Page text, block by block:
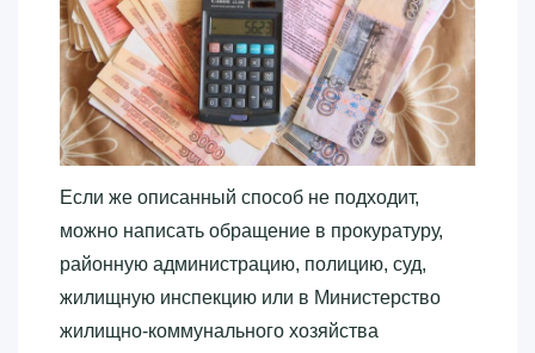
Если же описанный способ не подходит,
можно написать обращение в прокуратуру,
районную администрацию, полицию, суд,
жилищную инспекцию или в Министерство
жилищно-коммунального хозяйства